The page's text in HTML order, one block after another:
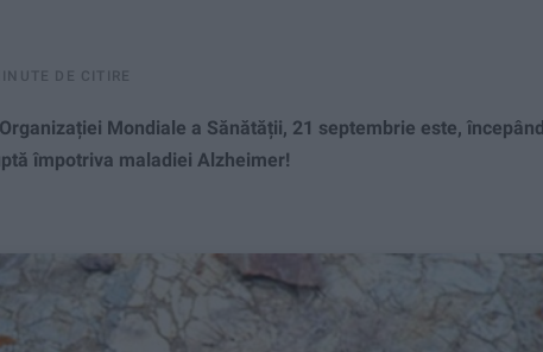
DE CITIRE
Mondiale a Sănătății, 21 septembrie este, începând
împotriva maladiei Alzheimer!